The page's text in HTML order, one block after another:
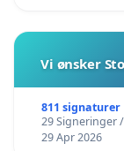
Vi ønsker
811 signaturer
29 Signeringer
29 Apr 2026